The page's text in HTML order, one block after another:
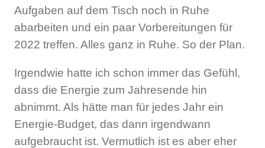
Aufgaben auf dem Tisch noch in Ruhe
abarbeiten und ein paar Vorbereitungen für
2022 treffen. Alles ganz in Ruhe. So der Plan.
Irgendwie hatte ich schon immer das Gefühl,
dass die Energie zum Jahresende hin
abnimmt. Als hätte man für jedes Jahr ein
Energie-Budget, das dann irgendwann
aufgebraucht ist. Vermutlich ist es aber eher